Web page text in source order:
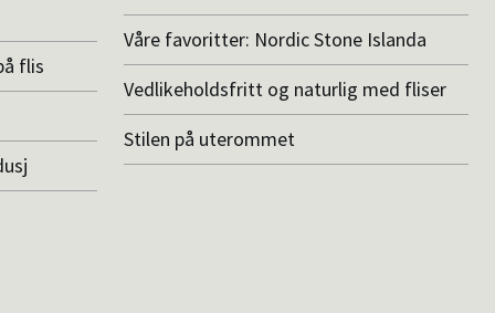
flis
Våre favoritter: Nordic Stone Islanda
Vedlikeholdsfritt og naturlig med fliser
Stilen på uterommet